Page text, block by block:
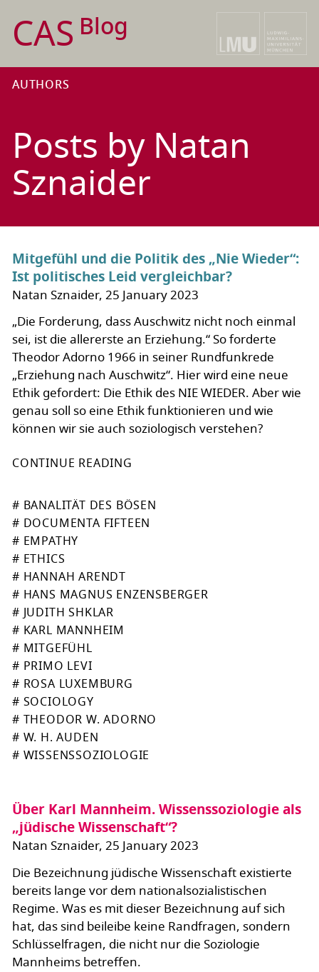
CASBlog
AUTHORS
Posts by Natan
Sznaider
Mitgefühl und die Politik des „Nie Wieder“:
Ist politisches Leid vergleichbar?
Natan Sznaider, 25 January 2023
„Die Forderung, dass Auschwitz nicht noch einmal
sei, ist die allererste an Erziehung.“ So forderte
Theodor Adorno 1966 in seiner Rundfunkrede
„Erziehung nach Auschwitz“. Hier wird eine neue
Ethik gefordert: Die Ethik des NIE WIEDER. Aber wie
genau soll so eine Ethik funktionieren und wie
können wir sie auch soziologisch verstehen?
CONTINUE READING
# BANALITÄT DES BÖSEN
# DOCUMENTA FIFTEEN
# EMPATHY
# ETHICS
# HANNAH ARENDT
# HANS MAGNUS ENZENSBERGER
# JUDITH SHKLAR
# KARL MANNHEIM
# MITGEFÜHL
# PRIMO LEVI
# ROSA LUXEMBURG
# SOCIOLOGY
# THEODOR W. ADORNO
# W. H. AUDEN
# WISSENSSOZIOLOGIE
Über Karl Mannheim. Wissenssoziologie als
„jüdische Wissenschaft“?
Natan Sznaider, 25 January 2023
Die Bezeichnung jüdische Wissenschaft existierte
bereits lange vor dem nationalsozialistischen
Regime. Was es mit dieser Bezeichnung auf sich
hat, das sind beileibe keine Randfragen, sondern
Schlüsselfragen, die nicht nur die Soziologie
Mannheims betreffen.